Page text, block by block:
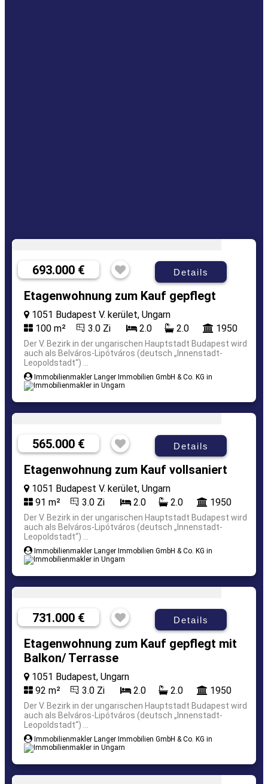
693.000 € Details
Etagenwohnung zum Kauf gepflegt
1051 Budapest V. kerület, Ungarn
100 m²
3.0 Zi 2.0 2.0 1950
Der V. Bezirk in der ungarischen Hauptstadt Budapest wird
auch als Belváros-Lipótváros (deutsch „Innenstadt-
Leopoldstadt“) ...
Immobilienmakler Langer Immobilien GmbH & Co. KG in
565.000 € Details
Etagenwohnung zum Kauf vollsaniert
1051 Budapest V. kerület, Ungarn
91 m²
3.0 Zi 2.0 2.0 1950
Der V. Bezirk in der ungarischen Hauptstadt Budapest wird
auch als Belváros-Lipótváros (deutsch „Innenstadt-
Leopoldstadt“) ...
Immobilienmakler Langer Immobilien GmbH & Co. KG in
731.000 € Details
Etagenwohnung zum Kauf gepflegt mit
Balkon/ Terrasse
1051 Budapest, Ungarn
92 m²
3.0 Zi 2.0 2.0 1950
Der V. Bezirk in der ungarischen Hauptstadt Budapest wird
auch als Belváros-Lipótváros (deutsch „Innenstadt-
Leopoldstadt“) ...
Immobilienmakler Langer Immobilien GmbH & Co. KG in